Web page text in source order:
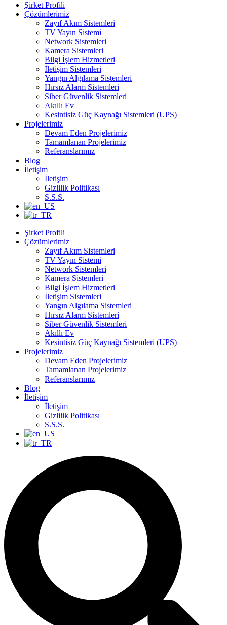
Şirket Profili
Çözümlerimiz
Zayıf Akım Sistemleri
TV Yayın Sistemi
Network Sistemleri
Kamera Sistemleri
Bilgi İşlem Hizmetleri
İletişim Sistemleri
Yangın Algılama Sistemleri
Hırsız Alarm Sistemleri
Siber Güvenlik Sistemleri
Akıllı Ev
Kesintisiz Güç Kaynağı Sistemleri (UPS)
Projelerimiz
Devam Eden Projelerimiz
Tamamlanan Projelerimiz
Referanslarımız
Blog
İletişim
İletişim
Gizlilik Politikası
S.S.S.
Şirket Profili
Çözümlerimiz
Zayıf Akım Sistemleri
TV Yayın Sistemi
Network Sistemleri
Kamera Sistemleri
Bilgi İşlem Hizmetleri
İletişim Sistemleri
Yangın Algılama Sistemleri
Hırsız Alarm Sistemleri
Siber Güvenlik Sistemleri
Akıllı Ev
Kesintisiz Güç Kaynağı Sistemleri (UPS)
Projelerimiz
Devam Eden Projelerimiz
Tamamlanan Projelerimiz
Referanslarımız
Blog
İletişim
İletişim
Gizlilik Politikası
S.S.S.